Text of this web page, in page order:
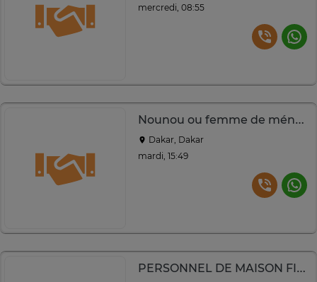
mercredi, 08:55
Nounou ou femme de ménage
Dakar, Dakar
mardi, 15:49
PERSONNEL DE MAISON FIABLE À DAKAR